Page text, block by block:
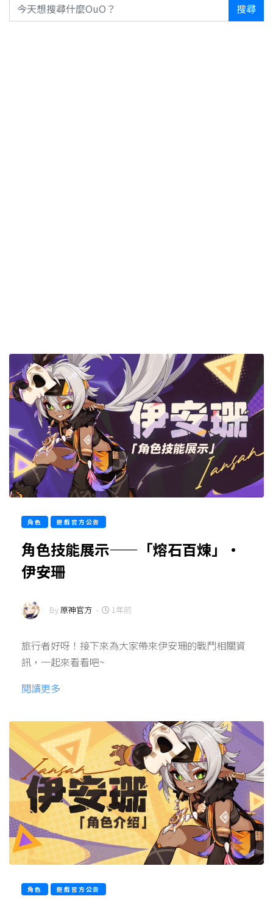
搜尋
角色 遊戲官方公告
角色技能展示——「熔石百煉」·
伊安珊
By原神官方 - 1年前
旅行者好呀！接下來為大家帶來伊安珊的戰鬥相關資
訊，一起來看看吧~
閱讀更多
角色 遊戲官方公告